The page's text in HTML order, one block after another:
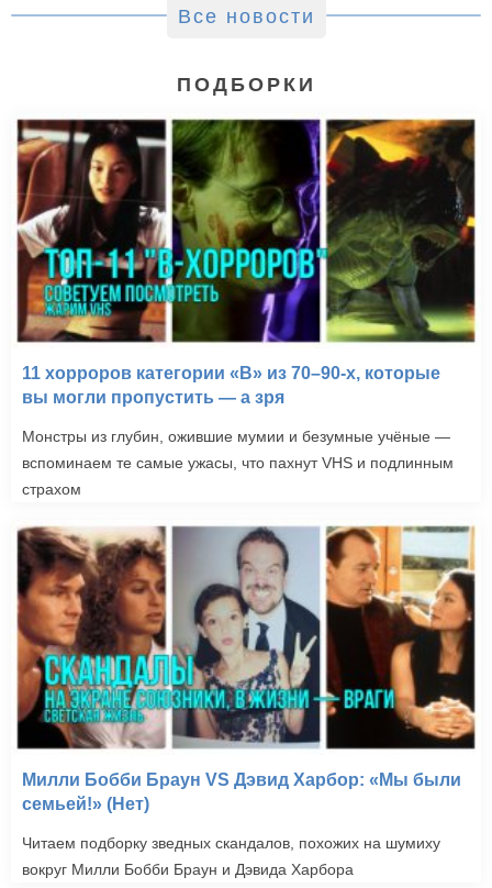
Все новости
ПОДБОРКИ
11 хорроров категории «B» из 70–90-х, которые
вы могли пропустить — а зря
Монстры из глубин, ожившие мумии и безумные учёные —
вспоминаем те самые ужасы, что пахнут VHS и подлинным
страхом
Милли Бобби Браун VS Дэвид Харбор: «Мы были
семьей!» (Нет)
Читаем подборку зведных скандалов, похожих на шумиху
вокруг Милли Бобби Браун и Дэвида Харбора